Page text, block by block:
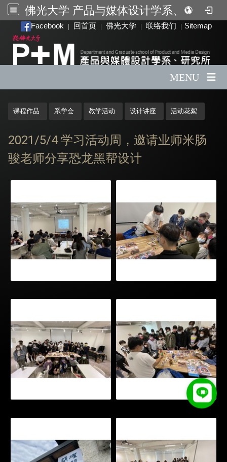
佛光大学 产品与媒体设计学系、研究所
Facebook 回首页 佛光大学 联络我们 Sitemap
MENU
课程作品 系学会 教学活动 设计讲座 活动花絮
2021/5/4 学习活动周，邀请业师米肠
骏老师分享恐龙黑帮设计